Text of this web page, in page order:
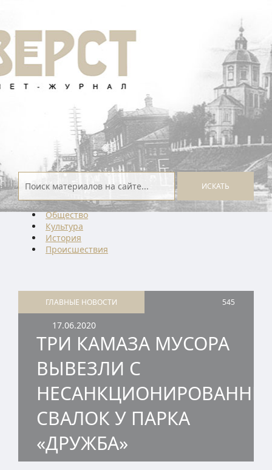
ИСКАТЬ
Общество
Культура
История
Проиcшествия
ГЛАВНЫЕ НОВОСТИ 545
17.06.2020
ТРИ КАМАЗА МУСОРА
ВЫВЕЗЛИ С
СВАЛОК У ПАРКА
«ДРУЖБА»